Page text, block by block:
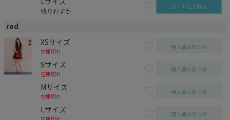
残りわずか カートに入れる
red
XSサイズ
在庫切れ
再入荷お知らせ
Sサイズ
在庫切れ
再入荷お知らせ
Mサイズ
在庫切れ
再入荷お知らせ
Lサイズ 再入荷お知らせ